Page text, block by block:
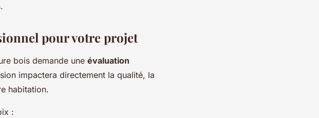
pour votre projet
bois demande une évaluation
impactera directement la qualité, la
habitation.
: